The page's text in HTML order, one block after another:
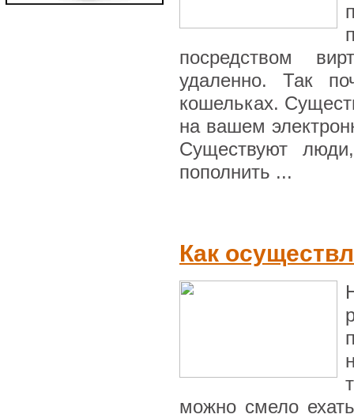
посредством
удаленно. Так
кошельках.
на вашем
Существуют
пополнить ...
Как
можно смело